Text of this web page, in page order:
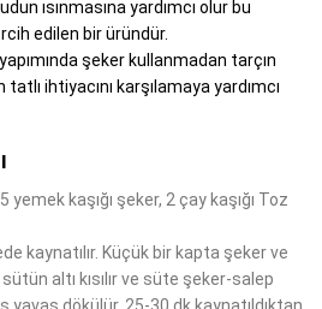
ısınmasına yardımcı olur bu
edilen bir üründür.
şeker kullanmadan tarçın
tatlı ihtiyacını karşılamaya yardımcı
kaşığı şeker, 2 çay kaşığı Toz
kaynatılır. Küçük bir kapta şeker ve
sütün altı kısılır ve süte şeker-salep